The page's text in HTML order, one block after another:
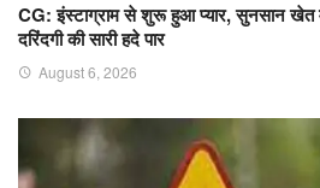
CG: इंस्टाग्राम से शुरू हुआ प्यार, सुनसान खेत
दरिंदगी की सारी हदे पार
August 6, 2026